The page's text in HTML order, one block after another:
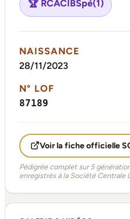
🏆 RCACIBSpé(1)
NAISSANCE
28/11/2023
N° LOF
87189
Voir la fiche officielle
Pédigrée complet sur 5
enregistrés à la Société Centrale